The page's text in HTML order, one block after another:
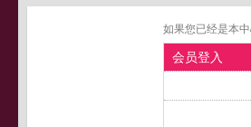
如果您已经是本
会员登入